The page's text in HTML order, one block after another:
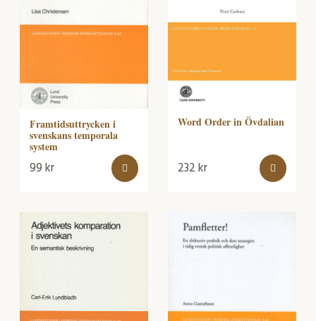
Framtidsuttrycken i
svenskans temporala
system
99kr
Word Order in Övdalian
232kr